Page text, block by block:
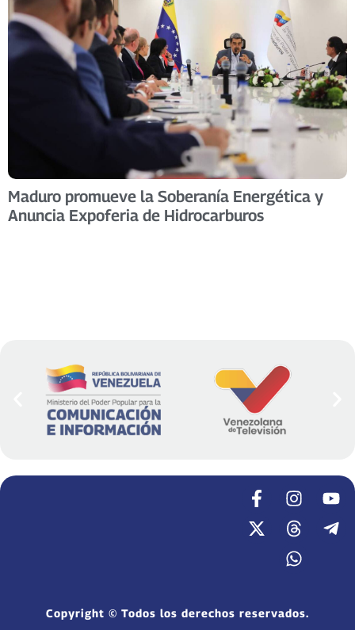
Maduro promueve la Soberanía Energética y
Anuncia Expoferia de Hidrocarburos
Copyright © Todos los derechos reservados.